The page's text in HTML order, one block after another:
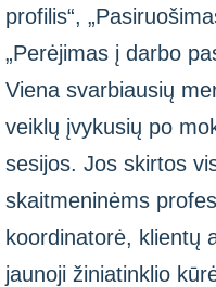
profilis“,
„Perėjimas į darbo
Viena svarbiausių
veiklų įvykusių po
sesijos. Jos skirtos
skaitmeninėms
koordinatorė, klientų
jaunoji žiniatinklio